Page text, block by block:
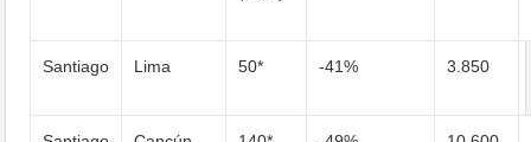
Santiago Lima 50* -41% 3.850